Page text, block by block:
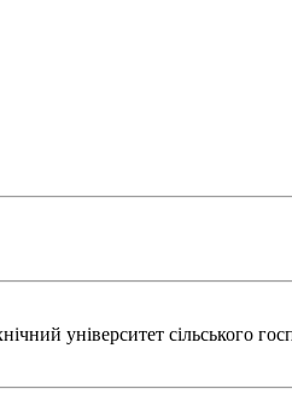
університет сільського